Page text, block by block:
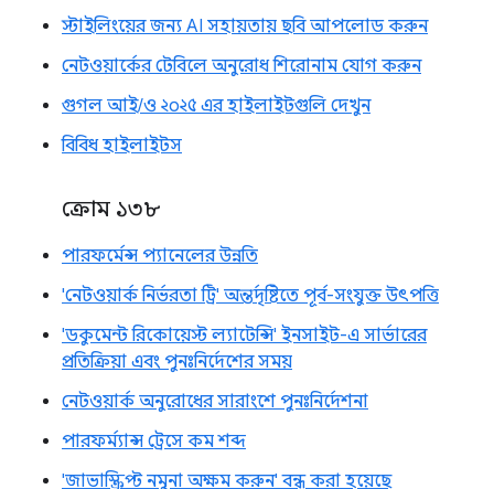
স্টাইলিংয়ের জন্য AI সহায়তায় ছবি আপলোড করুন
নেটওয়ার্কের টেবিলে অনুরোধ শিরোনাম যোগ করুন
গুগল আই/ও ২০২৫ এর হাইলাইটগুলি দেখুন
বিবিধ হাইলাইটস
ক্রোম ১৩৮
পারফর্মেন্স প্যানেলের উন্নতি
'নেটওয়ার্ক নির্ভরতা ট্রি' অন্তর্দৃষ্টিতে পূর্ব-সংযুক্ত উৎপত্তি
'ডকুমেন্ট রিকোয়েস্ট ল্যাটেন্সি' ইনসাইট-এ সার্ভারের
প্রতিক্রিয়া এবং পুনঃনির্দেশের সময়
নেটওয়ার্ক অনুরোধের সারাংশে পুনঃনির্দেশনা
পারফর্ম্যান্স ট্রেসে কম শব্দ
'জাভাস্ক্রিপ্ট নমুনা অক্ষম করুন' বন্ধ করা হয়েছে